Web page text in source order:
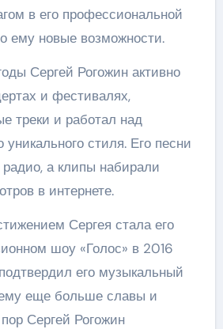
в его профессиональной
ему новые возможности.
Сергей Рогожин активно
и фестивалях,
треки и работал над
уникального стиля. Его песни
радио, а клипы набирали
в интернете.
Сергея стала его
шоу «Голос» в 2016
его музыкальный
еще больше славы и
Сергей Рогожин